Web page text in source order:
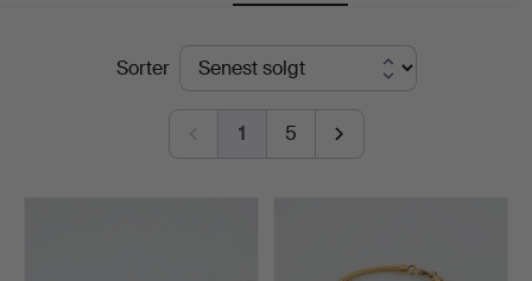
SlutpriserSorter
1 5